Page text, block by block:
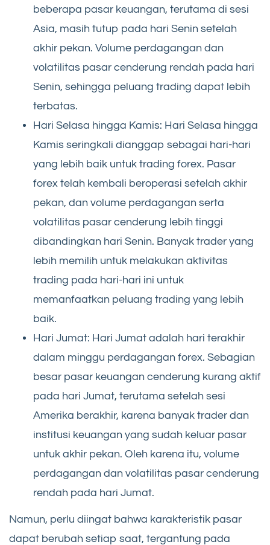
beberapa pasar keuangan, terutama di sesi
Asia, masih tutup pada hari Senin setelah
akhir pekan. Volume perdagangan dan
volatilitas pasar cenderung rendah pada hari
Senin, sehingga peluang trading dapat lebih
terbatas.
Hari Selasa hingga Kamis: Hari Selasa hingga
Kamis seringkali dianggap sebagai hari-hari
yang lebih baik untuk trading forex. Pasar
forex telah kembali beroperasi setelah akhir
pekan, dan volume perdagangan serta
volatilitas pasar cenderung lebih tinggi
dibandingkan hari Senin. Banyak trader yang
lebih memilih untuk melakukan aktivitas
trading pada hari-hari ini untuk
memanfaatkan peluang trading yang lebih
baik.
Hari Jumat: Hari Jumat adalah hari terakhir
dalam minggu perdagangan forex. Sebagian
besar pasar keuangan cenderung kurang aktif
pada hari Jumat, terutama setelah sesi
Amerika berakhir, karena banyak trader dan
institusi keuangan yang sudah keluar pasar
untuk akhir pekan. Oleh karena itu, volume
perdagangan dan volatilitas pasar cenderung
rendah pada hari Jumat.
Namun, perlu diingat bahwa karakteristik pasar
dapat berubah setiap saat, tergantung pada